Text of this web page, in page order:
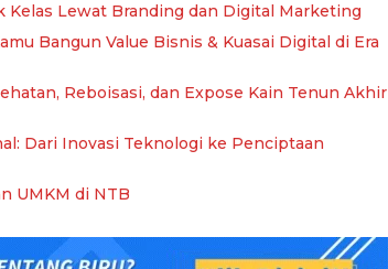
Kelas Lewat Branding dan Digital Marketing
Bangun Value Bisnis & Kuasai Digital di Era
Reboisasi, dan Expose Kain Tenun Akhir
Dari Inovasi Teknologi ke Penciptaan
UMKM di NTB